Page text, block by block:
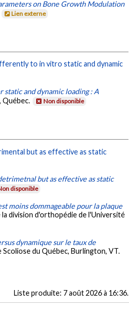
on Bone Growth Modulation
Lien externe
to in vitro static and dynamic
static and dynamic loading : A
Québec. Non disponible
but as effective as static
but as effective as static
disponible
moins dommageable pour la plaque
division d'orthopédie de l'Université
dynamique sur le taux de
du Québec, Burlington, VT.
Liste produite: 7 août 2026 à 16:36.